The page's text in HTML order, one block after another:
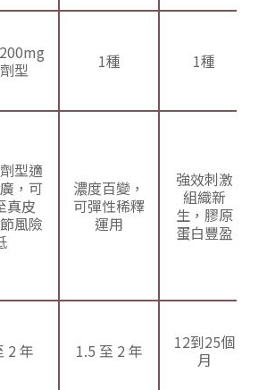
型
1種 1種
型適
，可
真皮
風險
濃度百變，
可彈性稀釋
運用
強效刺激
組織新
生，膠原
蛋白豐盈
2 年 1.5 至 2 年
12到25個
月